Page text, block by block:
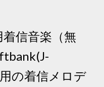
信音楽（無
の着信メロデ